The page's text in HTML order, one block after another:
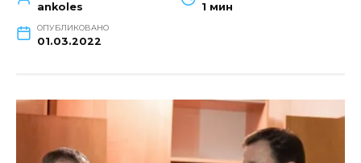
ankoles 1 мин
ОПУБЛИКОВАНО
01.03.2022